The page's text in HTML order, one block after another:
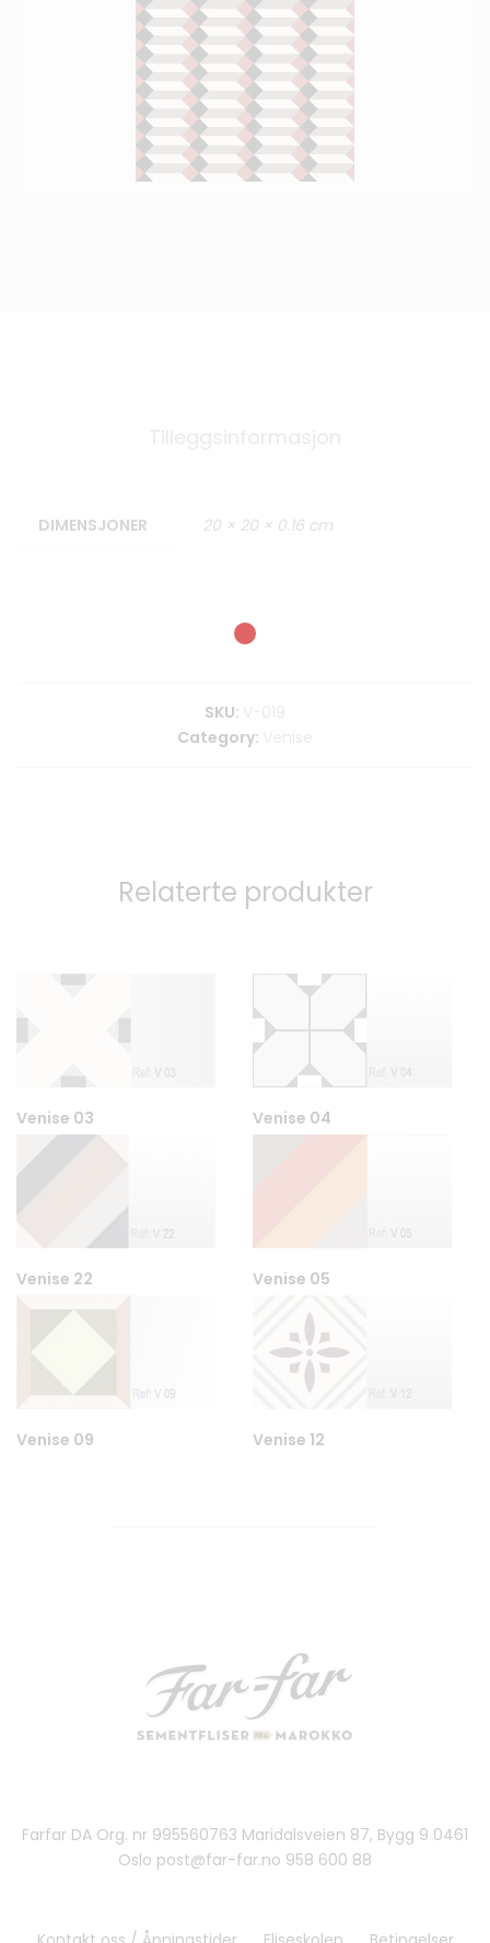
DIMENSJONER 20 × 20 × 0.16 cm
SKU:
Category:
Relaterte produkter
Venise 03 Venise 04
Venise 22 Venise 05
Venise 09 Venise 12
Farfar DA Org. nr 995560763 Maridalsveien 87, Bygg 9 0461
Oslo post@far-far.no 958 600 88